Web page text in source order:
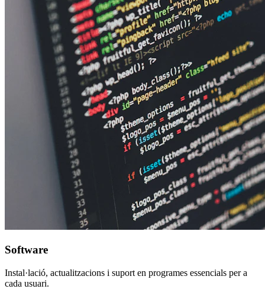
Software
Instal·lació, actualitzacions i suport en programes essencials per a
cada usuari.